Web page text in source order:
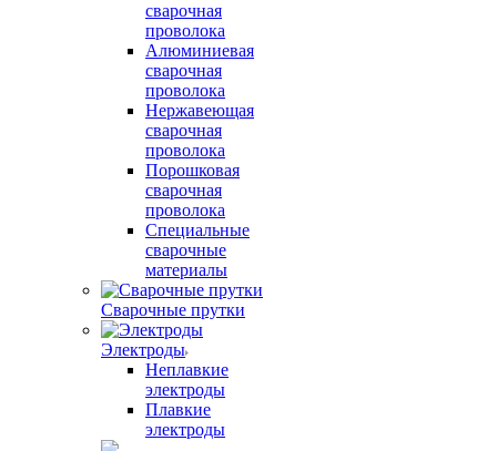
сварочная
проволока
Алюминиевая
сварочная
проволока
Нержавеющая
сварочная
проволока
Порошковая
сварочная
проволока
Специальные
сварочные
материалы
Сварочные прутки
Электроды
Неплавкие
электроды
Плавкие
электроды